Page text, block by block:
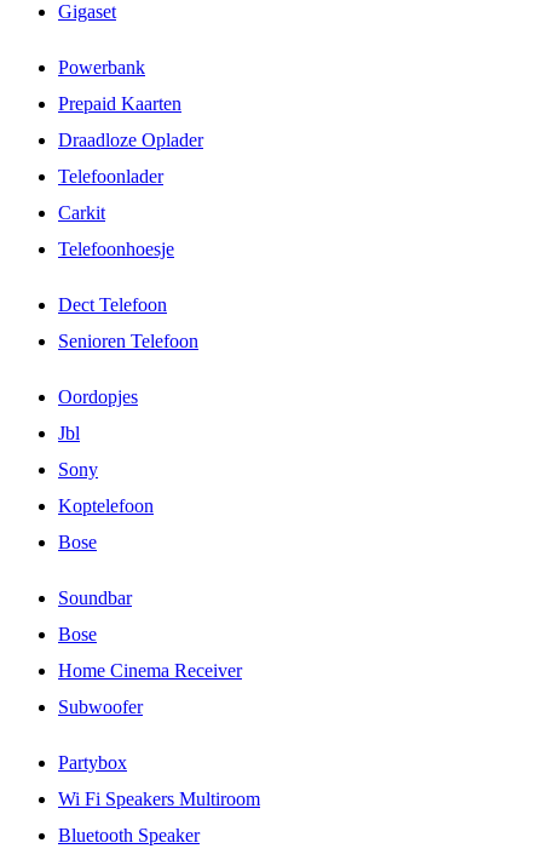
Gigaset
Powerbank
Prepaid Kaarten
Draadloze Oplader
Telefoonlader
Carkit
Telefoonhoesje
Dect Telefoon
Senioren Telefoon
Oordopjes
Jbl
Sony
Koptelefoon
Bose
Soundbar
Bose
Home Cinema Receiver
Subwoofer
Partybox
Wi Fi Speakers Multiroom
Bluetooth Speaker